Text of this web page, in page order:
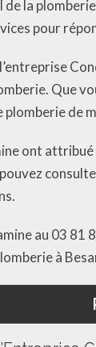
la
pour
Que
de
ont
au 03
à